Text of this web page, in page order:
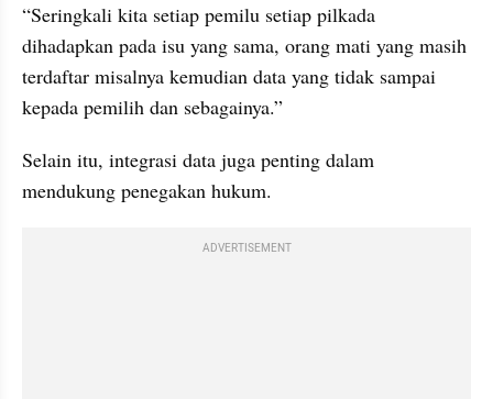
“Seringkali kita setiap pemilu setiap pilkada
dihadapkan pada isu yang sama, orang mati yang masih
terdaftar misalnya kemudian data yang tidak sampai
kepada pemilih dan sebagainya.”
Selain itu, integrasi data juga penting dalam
mendukung penegakan hukum.
ADVERTISEMENT